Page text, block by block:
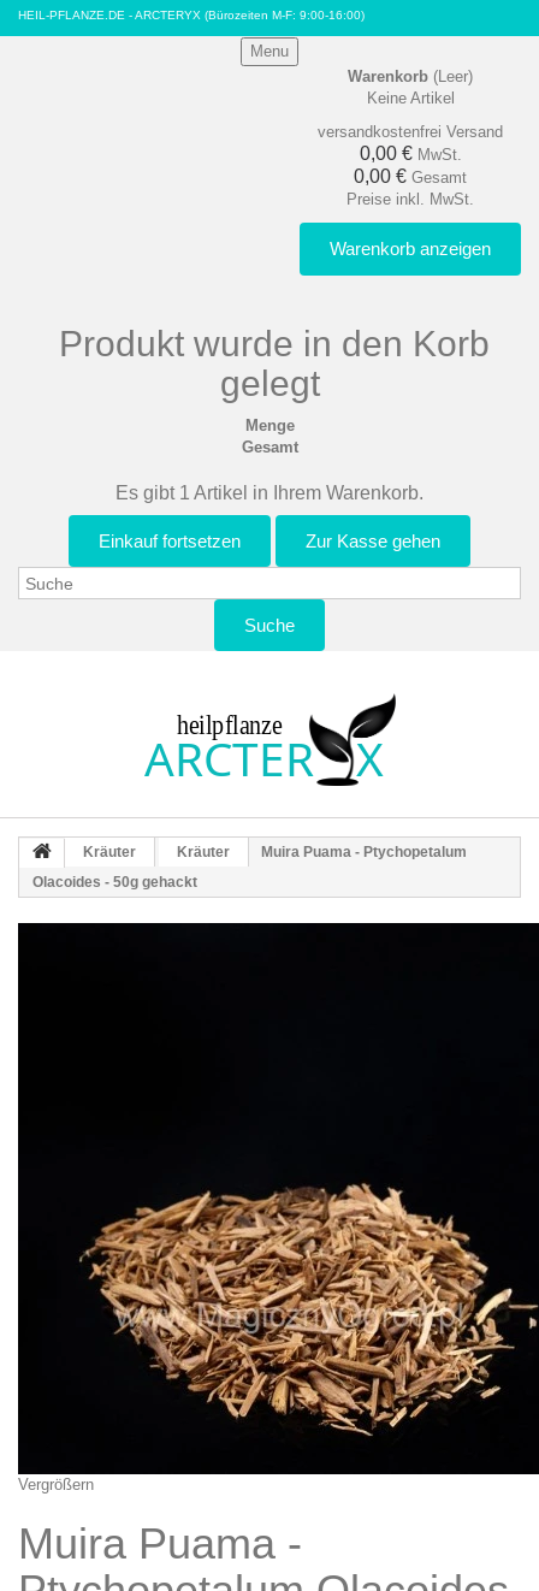
HEIL-PFLANZE.DE - ARCTERYX (Bürozeiten M-F: 9:00-16:00)
Menu
Warenkorb (Leer)
Keine Artikel
versandkostenfrei Versand
0,00 € MwSt.
0,00 € Gesamt
Preise inkl. MwSt.
Warenkorb anzeigen
Produkt wurde in den Korb
gelegt
Menge
Gesamt
Es gibt 1 Artikel in Ihrem Warenkorb.
Einkauf fortsetzen Zur Kasse gehen
Suche
Kräuter Kräuter
Muira Puama - Ptychopetalum
Olacoides - 50g gehackt
Vergrößern
Muira Puama -